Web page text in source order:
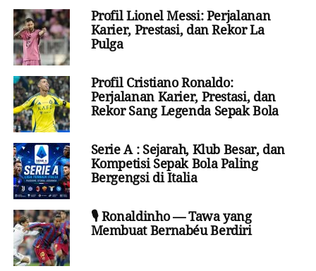
Profil Lionel Messi: Perjalanan
Karier, Prestasi, dan Rekor La
Pulga
Profil Cristiano Ronaldo:
Perjalanan Karier, Prestasi, dan
Rekor Sang Legenda Sepak Bola
Serie A : Sejarah, Klub Besar, dan
Kompetisi Sepak Bola Paling
Bergengsi di Italia
🎙️ Ronaldinho — Tawa yang
Membuat Bernabéu Berdiri